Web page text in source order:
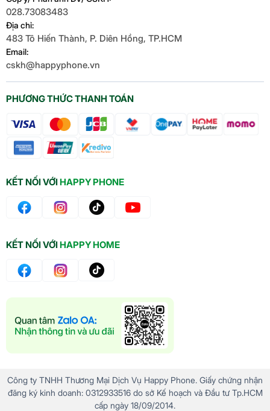
PHƯƠNG THỨC THANH TOÁN
KẾT NỐI VỚIHAPPY PHONE
028.73083483
Địa chỉ:
483 Tô Hiến Thành, P. Diên Hồng, TP.HCM
Email:
cskh@happyphone.vn
KẾT NỐI VỚIHAPPY HOME
Công ty TNHH Thương Mại Dịch Vụ Happy Phone. Giấy chứng nhận
đăng ký kinh doanh: 0312933516 do sở Kế hoạch và Đầu tư Tp.HCM
cấp ngày 18/09/2014.